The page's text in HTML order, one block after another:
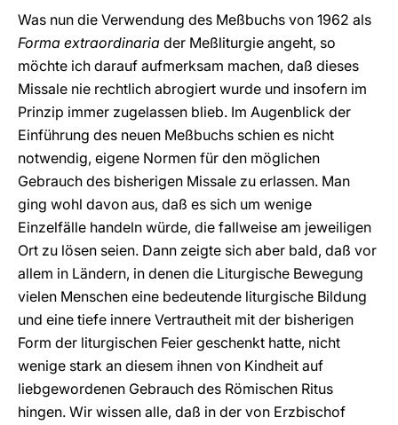
Was nun die Verwendung des Meßbuchs von 1962 als
Forma extraordinaria der Meßliturgie angeht, so
möchte ich darauf aufmerksam machen, daß dieses
Missale nie rechtlich abrogiert wurde und insofern im
Prinzip immer zugelassen blieb. Im Augenblick der
Einführung des neuen Meßbuchs schien es nicht
notwendig, eigene Normen für den möglichen
Gebrauch des bisherigen Missale zu erlassen. Man
ging wohl davon aus, daß es sich um wenige
Einzelfälle handeln würde, die fallweise am jeweiligen
Ort zu lösen seien. Dann zeigte sich aber bald, daß vor
allem in Ländern, in denen die Liturgische Bewegung
vielen Menschen eine bedeutende liturgische Bildung
und eine tiefe innere Vertrautheit mit der bisherigen
Form der liturgischen Feier geschenkt hatte, nicht
wenige stark an diesem ihnen von Kindheit auf
liebgewordenen Gebrauch des Römischen Ritus
hingen. Wir wissen alle, daß in der von Erzbischof